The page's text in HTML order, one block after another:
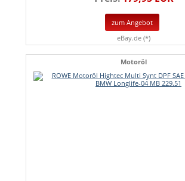
zum Angebot
eBay.de (*)
Motoröl